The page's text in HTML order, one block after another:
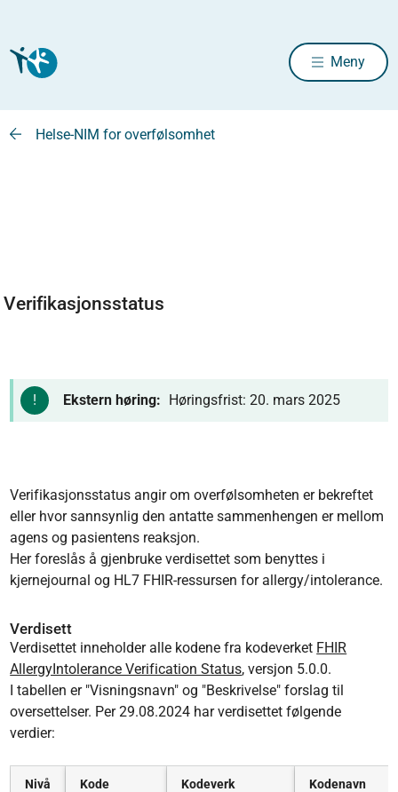
Meny
Helse-NIM for overfølsomhet
Verifikasjonsstatus
Ekstern høring: Høringsfrist: 20. mars 2025
Verifikasjonsstatus angir om overfølsomheten er bekreftet
eller hvor sannsynlig den antatte sammenhengen er mellom
agens og pasientens reaksjon.
Her foreslås å gjenbruke verdisettet som benyttes i
kjernejournal og HL7 FHIR-ressursen for allergy/intolerance.
Verdisett
Verdisettet inneholder alle kodene fra kodeverket FHIR
AllergyIntolerance Verification Status, versjon 5.0.0.
I tabellen er "Visningsnavn" og "Beskrivelse" forslag til
oversettelser. Per 29.08.2024 har verdisettet følgende
verdier:
Nivå Kode Kodeverk Kodenavn